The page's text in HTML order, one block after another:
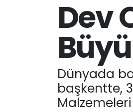
Dev
Dünyada
başkentte,
Malzemeleri
Son Dakika Haberleri
Haber Arşivi